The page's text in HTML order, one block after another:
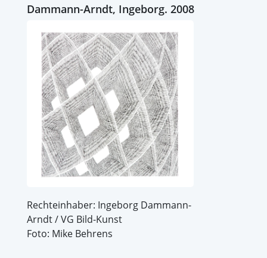
Dammann-Arndt, Ingeborg. 2008
Rechteinhaber: Ingeborg Dammann-
Arndt / VG Bild-Kunst
Foto: Mike Behrens